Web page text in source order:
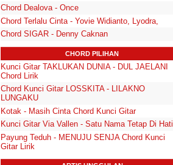
Chord Dealova - Once
Chord Terlalu Cinta - Yovie Widianto, Lyodra,
Chord SIGAR - Denny Caknan
CHORD PILIHAN
Kunci Gitar TAKLUKAN DUNIA - DUL JAELANI
Chord Lirik
Chord Kunci Gitar LOSSKITA - LILAKNO
LUNGAKU
Kotak - Masih Cinta Chord Kunci Gitar
Kunci Gitar Via Vallen - Satu Nama Tetap Di Hati
Payung Teduh - MENUJU SENJA Chord Kunci
Gitar Lirik